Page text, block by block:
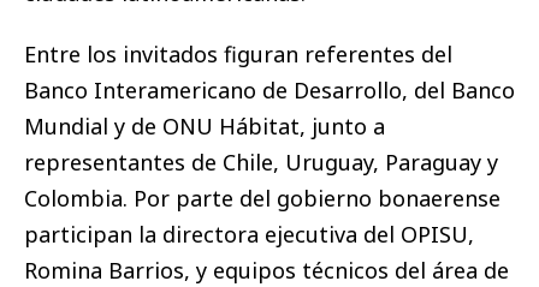
Entre los invitados figuran referentes del
Banco Interamericano de Desarrollo, del Banco
Mundial y de ONU Hábitat, junto a
representantes de Chile, Uruguay, Paraguay y
Colombia. Por parte del gobierno bonaerense
participan la directora ejecutiva del OPISU,
Romina Barrios, y equipos técnicos del área de